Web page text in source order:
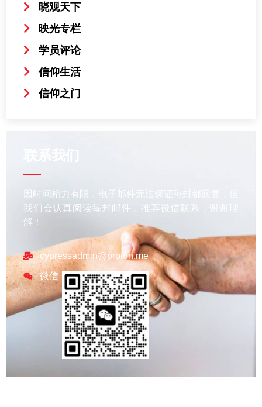
晓观天下
映光专栏
学员评论
信仰生活
信仰之门
因时间精力有限，电子邮件无法保证每封都回复，但
我们会认真阅读每封邮件，推荐微信联系，谢谢理
解！
cypressadmin@proton.me
微信